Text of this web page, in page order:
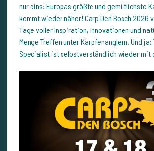
nur eins: Europas größte und gemütlichste
kommt wieder näher! Carp Den Bosch 2026
Tage voller Inspiration, Innovationen und
Menge Treffen unter Karpfenanglern. Und ja:
Specialist ist selbstverständlich wieder mit